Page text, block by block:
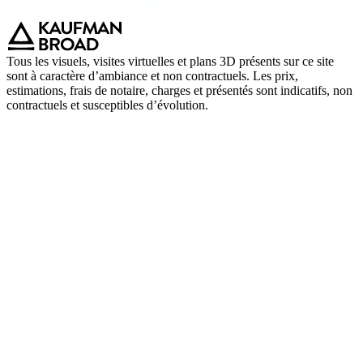
Tous les visuels, visites virtuelles et plans 3D présents sur ce site
sont à caractère d’ambiance et non contractuels. Les prix,
estimations, frais de notaire, charges et présentés sont indicatifs, non
contractuels et susceptibles d’évolution.